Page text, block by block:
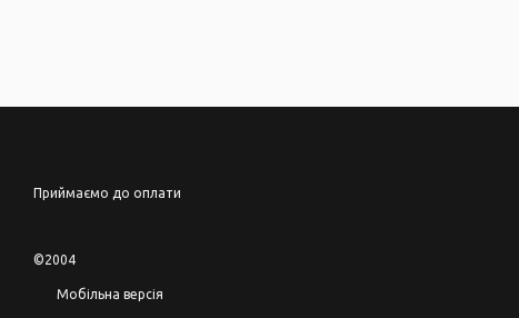
Приймаємо до оплати
©2004
Мобільна версія